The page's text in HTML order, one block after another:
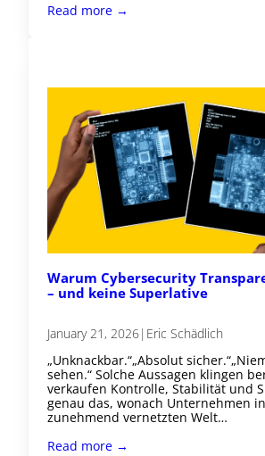
Read more →
Warum Cybersecurity
– und keine Superlative
January 21, 2026| Eric Schädlich
„Unknackbar.“„Absolut
sehen.“ Solche Aussagen klingen
verkaufen Kontrolle, Stabilität und
genau das, wonach Unternehmen
zunehmend vernetzten Welt…
Read more →